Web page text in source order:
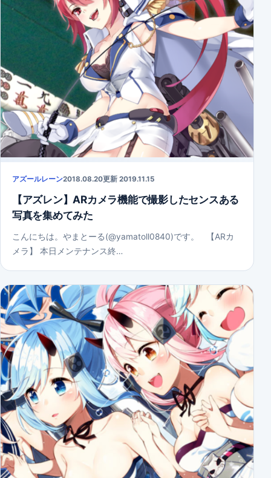
アズールレーン2018.08.20更新 2019.11.15
【アズレン】ARカメラ機能で撮影したセンスある
写真を集めてみた
こんにちは。やまとーる(@yamatoll0840)です。 【ARカ
メラ】 本日メンテナンス終…